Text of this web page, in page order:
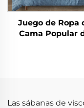
Juego de Ropa
Cama Popular
Las sábanas de